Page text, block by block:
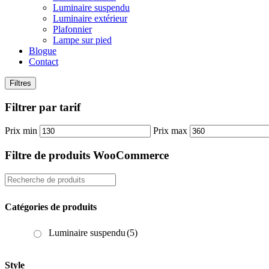
Luminaire suspendu
Luminaire extérieur
Plafonnier
Lampe sur pied
Blogue
Contact
Filtres
Filtrer par tarif
Prix min Prix max
Filtre de produits WooCommerce
Catégories de produits
Luminaire suspendu(5)
Style